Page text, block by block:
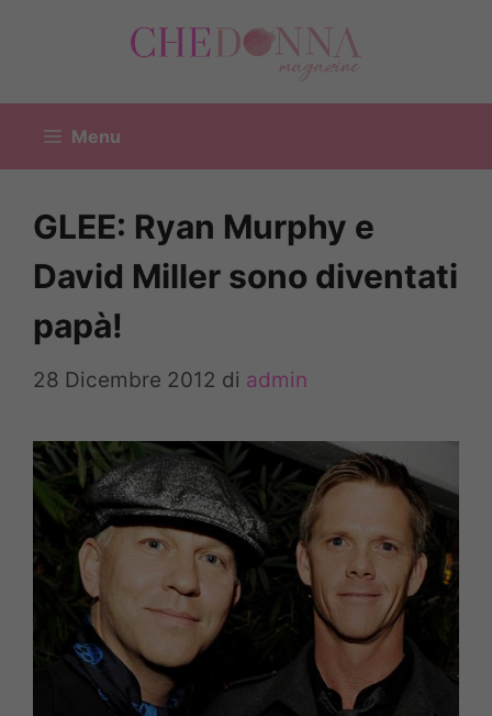
Menu
GLEE: Ryan Murphy e
David Miller sono diventati
papà!
28 Dicembre 2012 di admin